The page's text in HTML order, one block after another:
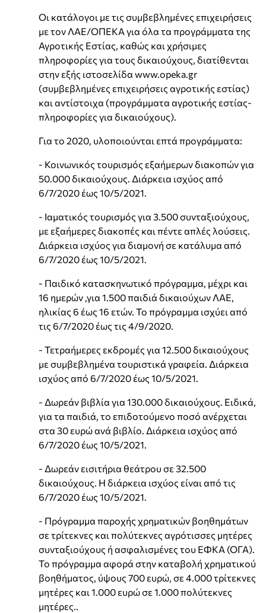
Οι κατάλογοι με τις συμβεβλημένες επιχειρήσεις
με τον ΛΑΕ/ΟΠΕΚΑ για όλα τα προγράμματα της
Αγροτικής Εστίας, καθώς και χρήσιμες
πληροφορίες για τους δικαιούχους, διατίθενται
στην εξής ιστοσελίδα www.opeka.gr
(συμβεβλημένες επιχειρήσεις αγροτικής εστίας)
και αντίστοιχα (προγράμματα αγροτικής εστίας-
πληροφορίες για δικαιούχους).
Για το 2020, υλοποιούνται επτά προγράμματα:
- Κοινωνικός τουρισμός εξαήμερων διακοπών για
50.000 δικαιούχους. Διάρκεια ισχύος από
6/7/2020 έως 10/5/2021.
- Ιαματικός τουρισμός για 3.500 συνταξιούχους,
με εξαήμερες διακοπές και πέντε απλές λούσεις.
Διάρκεια ισχύος για διαμονή σε κατάλυμα από
6/7/2020 έως 10/5/2021.
- Παιδικό κατασκηνωτικό πρόγραμμα, μέχρι και
16 ημερών ,για 1.500 παιδιά δικαιούχων ΛΑΕ,
ηλικίας 6 έως 16 ετών. Το πρόγραμμα ισχύει από
τις 6/7/2020 έως τις 4/9/2020.
- Τετραήμερες εκδρομές για 12.500 δικαιούχους
με συμβεβλημένα τουριστικά γραφεία. Διάρκεια
ισχύος από 6/7/2020 έως 10/5/2021.
- Δωρεάν βιβλία για 130.000 δικαιούχους. Ειδικά,
για τα παιδιά, το επιδοτούμενο ποσό ανέρχεται
στα 30 ευρώ ανά βιβλίο. Διάρκεια ισχύος από
6/7/2020 έως 10/5/2021.
- Δωρεάν εισιτήρια θεάτρου σε 32.500
δικαιούχους. Η διάρκεια ισχύος είναι από τις
6/7/2020 έως 10/5/2021.
- Πρόγραμμα παροχής χρηματικών βοηθημάτων
σε τρίτεκνες και πολύτεκνες αγρότισσες μητέρες
συνταξιούχους ή ασφαλισμένες του ΕΦΚΑ (ΟΓΑ).
Το πρόγραμμα αφορά στην καταβολή χρηματικού
βοηθήματος, ύψους 700 ευρώ, σε 4.000 τρίτεκνες
μητέρες και 1.000 ευρώ σε 1.000 πολύτεκνες
μητέρες..